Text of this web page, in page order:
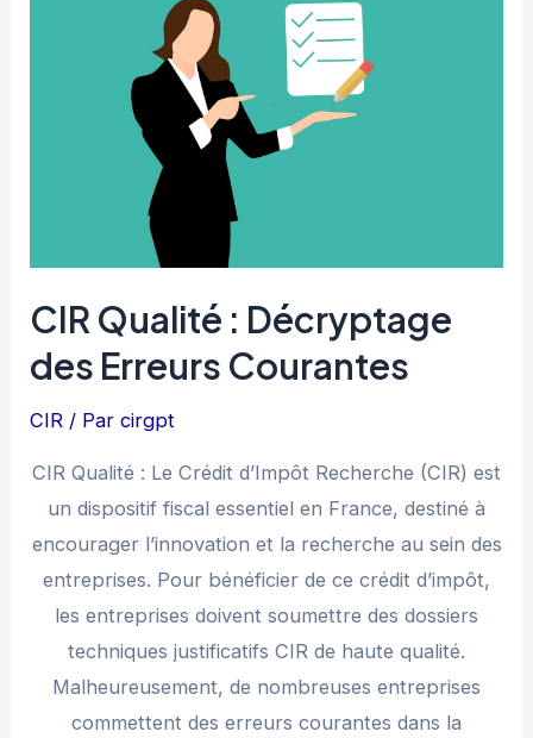
Les
Avancées
de
l’IA
Dossiers
CIR
CIR Qualité : Décryptage
des Erreurs Courantes
CIR / Parcirgpt
CIR Qualité : Le Crédit d’Impôt Recherche (CIR) est
un dispositif fiscal essentiel en France, destiné à
encourager l’innovation et la recherche au sein des
entreprises. Pour bénéficier de ce crédit d’impôt,
les entreprises doivent soumettre des dossiers
techniques justificatifs CIR de haute qualité.
Malheureusement, de nombreuses entreprises
commettent des erreurs courantes dans la